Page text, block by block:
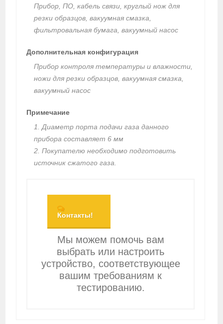
Прибор, ПО, кабель связи, круглый нож для
резки образцов, вакуумная смазка,
фильтровальная бумага, вакуумный насос
Дополнительная конфигурация
Прибор контроля температуры и влажности,
ножи для резки образцов, вакуумная смазка,
вакуумный насос
Примечание
1. Диаметр порта подачи газа данного
прибора составляет 6 мм
2. Покупателю необходимо подготовить
источник сжатого газа.
Контакты!
Мы можем помочь вам
выбрать или настроить
устройство, соответствующее
вашим требованиям к
тестированию.